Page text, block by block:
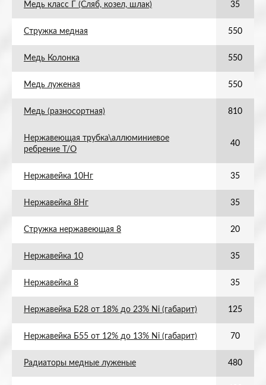
Медь класс Г (Сляб, козел, шлак) 35
Стружка медная 550
Медь Колонка 550
Медь луженая 550
Медь (разносортная) 810
Нержавеющая трубка\аллюминиевое
ребрение Т/О
40
Нержавейка 10Нг 35
Нержавейка 8Нг 35
Стружка нержавеющая 8 20
Нержавейка 10 35
Нержавейка 8 35
Нержавейка Б28 от 18% до 23% Ni (габарит) 125
Нержавейка Б55 от 12% до 13% Ni (габарит) 70
Радиаторы медные луженые 480